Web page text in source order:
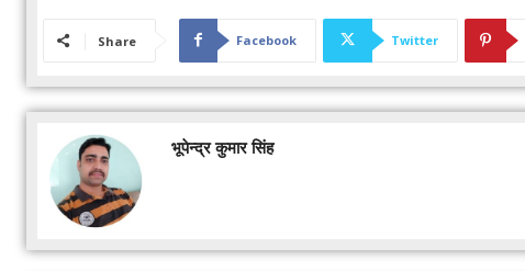
Share Facebook Twitter
भूपेन्द्र कुमार सिंह